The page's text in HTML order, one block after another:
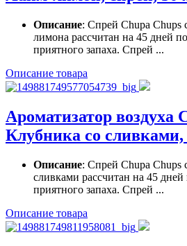
Описание: Спрей Chupa Chups
лимона рассчитан на 45 дней
приятного запаха. Спрей ...
Описание товара
Ароматизатор воздуха
Клубника со сливками,
Описание: Спрей Chupa Chups
сливками рассчитан на 45
приятного запаха. Спрей ...
Описание товара